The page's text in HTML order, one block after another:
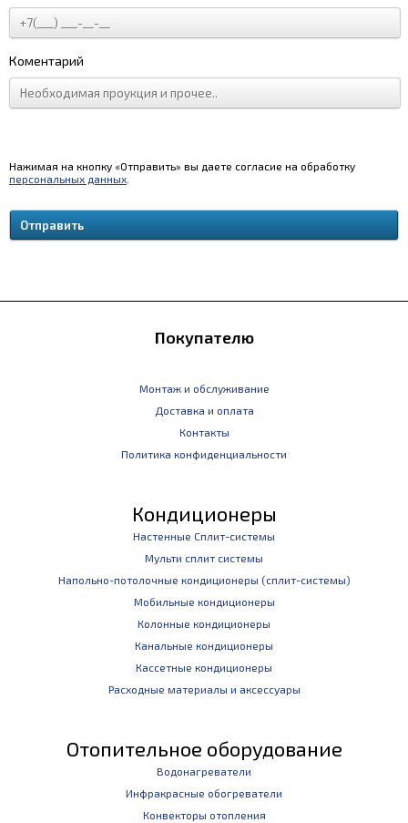
Коментарий
Нажимая на кнопку «Отправить» вы даете согласие на обработку
персональных данных
Покупателю
Монтаж и обслуживание
Доставка и оплата
Контакты
Политика конфиденциальности
Кондиционеры
Настенные Сплит-системы
Мульти сплит системы
Напольно-потолочные кондиционеры (сплит-системы)
Мобильные кондиционеры
Колонные кондиционеры
Канальные кондиционеры
Кассетные кондиционеры
Расходные материалы и аксессуары
Отопительное оборудование
Водонагреватели
Инфракрасные обогреватели
Конвекторы отопления